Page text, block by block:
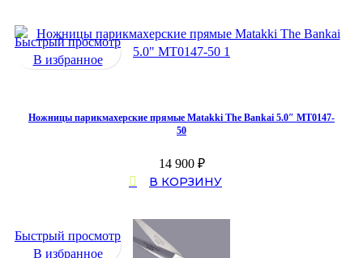
Быстрый просмотр
В избранное
Ножницы парикмахерские прямые Matakki The Bankai 5.0″ MT0147-
50
14 900 ₽
В КОРЗИНУ
Быстрый просмотр
В избранное